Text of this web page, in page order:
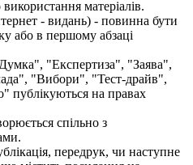
матеріалів.
- видань) - повинна бути
або в першому абзаці
"Експертиза", "Заява",
"Вибори", "Тест-драйв",
на правах
спільно з
передрук, чи наступне